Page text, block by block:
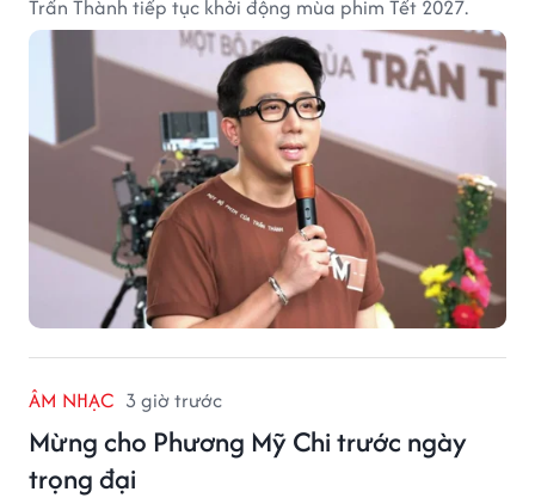
Trấn Thành tiếp tục khởi động mùa phim Tết 2027.
ÂM NHẠC 3 giờ trước
Mừng cho Phương Mỹ Chi trước ngày
trọng đại